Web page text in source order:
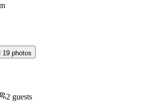
19 photos
2 guests